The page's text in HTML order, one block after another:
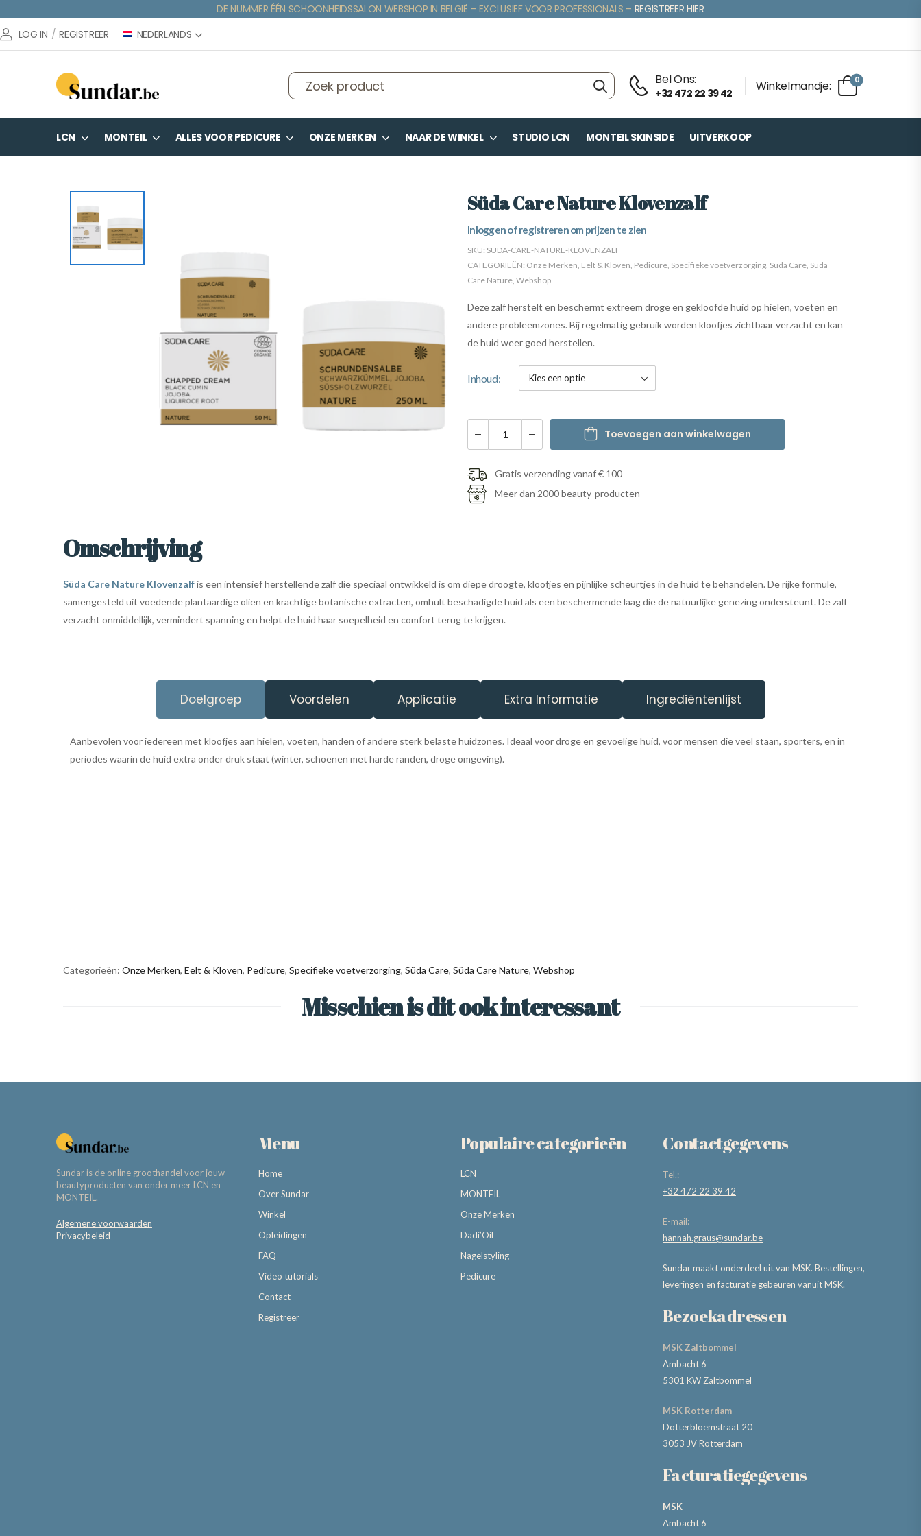
DE NUMMER ÉÉN SCHOONHEIDSSALON WEBSHOP IN BELGIË – EXCLUSIEF VOOR PROFESSIONALS – REGISTREER HIER
LOG IN / REGISTREER NEDERLANDS
Bel Ons:
+32 472 22 39 42 Winkelmandje: 0
LCN MONTEIL ALLES VOOR PEDICURE ONZE MERKEN NAAR DE WINKEL STUDIO LCN MONTEIL SKINSIDE UITVERKOOP
Süda Care Nature Klovenzalf
Inloggen of registreren om prijzen te zien
SKU: SUDA-CARE-NATURE-KLOVENZALF
CATEGORIEËN: Onze Merken, Eelt & Kloven, Pedicure, Specifieke voetverzorging, Süda Care, Süda
Care Nature, Webshop
Deze zalf herstelt en beschermt extreem droge en gekloofde huid op hielen, voeten en
andere probleemzones. Bij regelmatig gebruik worden kloofjes zichtbaar verzacht en kan
de huid weer goed herstellen.
Inhoud
Toevoegen aan winkelwagen
Gratis verzending vanaf € 100
Meer dan 2000 beauty-producten
Omschrijving
Süda Care Nature Klovenzalfis een intensief herstellende zalf die speciaal ontwikkeld is om diepe droogte, kloofjes en pijnlijke scheurtjes in de huid te behandelen. De rijke formule,
samengesteld uit voedende plantaardige oliën en krachtige botanische extracten, omhult beschadigde huid als een beschermende laag die de natuurlijke genezing ondersteunt. De zalf
verzacht onmiddellijk, vermindert spanning en helpt de huid haar soepelheid en comfort terug te krijgen.
Doelgroep Voordelen Applicatie Extra Informatie Ingrediëntenlijst
Aanbevolen voor iedereen met kloofjes aan hielen, voeten, handen of andere sterk belaste huidzones. Ideaal voor droge en gevoelige huid, voor mensen die veel staan, sporters, en in
periodes waarin de huid extra onder druk staat (winter, schoenen met harde randen, droge omgeving).
Categorieën: Onze Merken, Eelt & Kloven, Pedicure, Specifieke voetverzorging, Süda Care, Süda Care Nature, Webshop
Misschien is dit ook interessant
Sundar is de online groothandel voor jouw
beautyproducten van onder meer LCN en
MONTEIL.
Algemene voorwaarden
Privacybeleid
Menu
Home
Over Sundar
Winkel
Opleidingen
FAQ
Video tutorials
Contact
Registreer
Populaire categorieën
LCN
MONTEIL
Onze Merken
Dadi’Oil
Nagelstyling
Pedicure
Contactgegevens
Tel.:
+32 472 22 39 42
E-mail:
hannah.graus@sundar.be
Sundar maakt onderdeel uit van MSK. Bestellingen,
leveringen en facturatie gebeuren vanuit MSK.
Bezoekadressen
MSK Zaltbommel
Ambacht 6
5301 KW Zaltbommel
MSK Rotterdam
Dotterbloemstraat 20
3053 JV Rotterdam
Facturatiegegevens
MSK
Ambacht 6